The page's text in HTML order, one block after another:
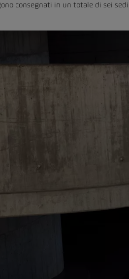
consegnati in un totale di sei